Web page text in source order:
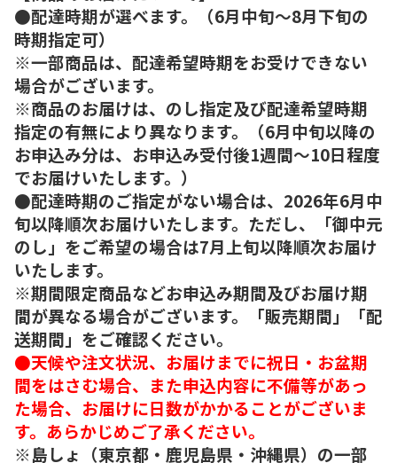
●配達時期が選べます。（6月中旬～8月下旬の
時期指定可）
※一部商品は、配達希望時期をお受けできない
場合がございます。
※商品のお届けは、のし指定及び配達希望時期
指定の有無により異なります。（6月中旬以降の
お申込み分は、お申込み受付後1週間～10日程度
でお届けいたします。）
●配達時期のご指定がない場合は、2026年6月中
旬以降順次お届けいたします。ただし、「御中元
のし」をご希望の場合は7月上旬以降順次お届け
いたします。
※期間限定商品などお申込み期間及びお届け期
間が異なる場合がございます。「販売期間」「配
送期間」をご確認ください。
●天候や注文状況、お届けまでに祝日・お盆期
間をはさむ場合、また申込内容に不備等があっ
た場合、お届けに日数がかかることがございま
す。あらかじめご了承ください。
※島しょ（東京都・鹿児島県・沖縄県）の一部